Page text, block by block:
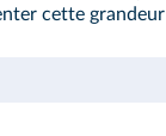
cette grandeur